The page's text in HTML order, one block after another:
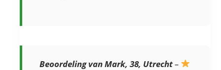
Beoordeling van Mark, 38, Utrecht–